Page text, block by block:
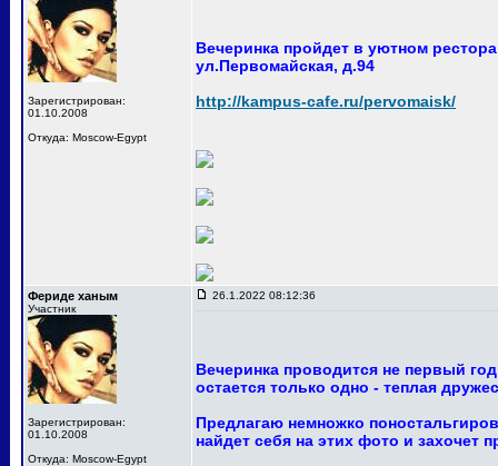
Зарегистрирован:
01.10.2008
Откуда: Moscow-Egypt
Вечеринка пройдет в уютном
ул.Первомайская, д.94
http://kampus-cafe.ru/pervomaisk/
Фериде ханым
Участник
Зарегистрирован:
01.10.2008
Откуда: Moscow-Egypt
26.1.2022 08:12:36
Вечеринка проводится не первый
остается только одно - теплая
Предлагаю немножко
найдет себя на этих фото и захочет